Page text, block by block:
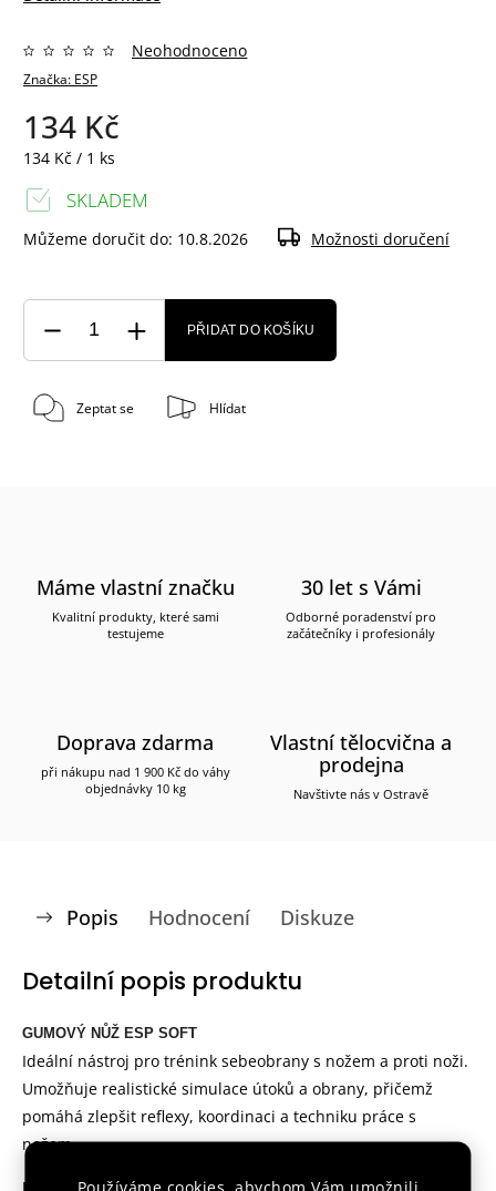
Používáme cookies, abychom Vám umožnili
Značka: ESP
Neohodnoceno
134 Kč
134 Kč / 1 ks
SKLADEM
Můžeme doručit do: 10.8.2026 Možnosti doručení
PŘIDAT DO KOŠÍKU
Zeptat se Hlídat
Máme vlastní značku
Kvalitní produkty, které sami
testujeme
30 let s Vámi
Odborné poradenství pro
začátečníky i profesionály
Doprava zdarma
při nákupu nad 1 900 Kč do váhy
objednávky 10 kg
Vlastní tělocvična a
prodejna
Navštivte nás v Ostravě
Popis Hodnocení Diskuze
Detailní popis produktu
GUMOVÝ NŮŽ ESP SOFT
Ideální nástroj pro trénink sebeobrany s nožem a proti noži.
Umožňuje realistické simulace útoků a obrany, přičemž
pomáhá zlepšit reflexy, koordinaci a techniku práce s
nožem.
Materiál a délka: Nůž je vyroben z odolného plastu. S